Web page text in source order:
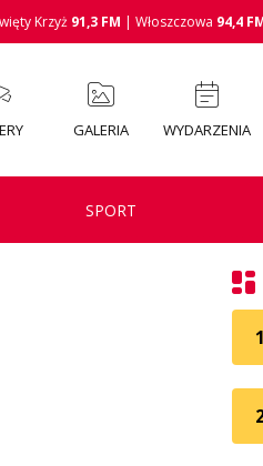
Krzyż 91,3 FM | Włoszczowa 94,4
GALERIA WYDARZENIA
SPORT
1